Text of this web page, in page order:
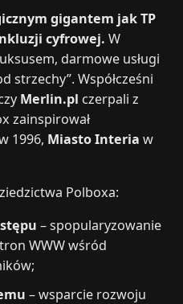
gigantem jak TP
cyfrowej. W
darmowe usługi
strzechy”. Współcześni
Merlin.pl czerpali z
zainspirował
1996, Miasto Interia w
Polboxa:
– spopularyzowanie
WWW wśród
– wsparcie rozwoju